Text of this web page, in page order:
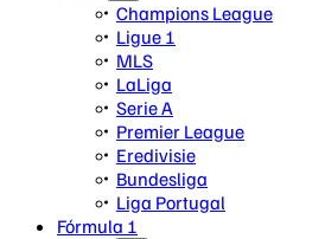
Champions League
Ligue 1
MLS
LaLiga
Serie A
Premier League
Eredivisie
Bundesliga
Liga Portugal
Fórmula 1